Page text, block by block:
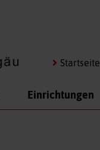
NavigationStartseite
Einrichtungen